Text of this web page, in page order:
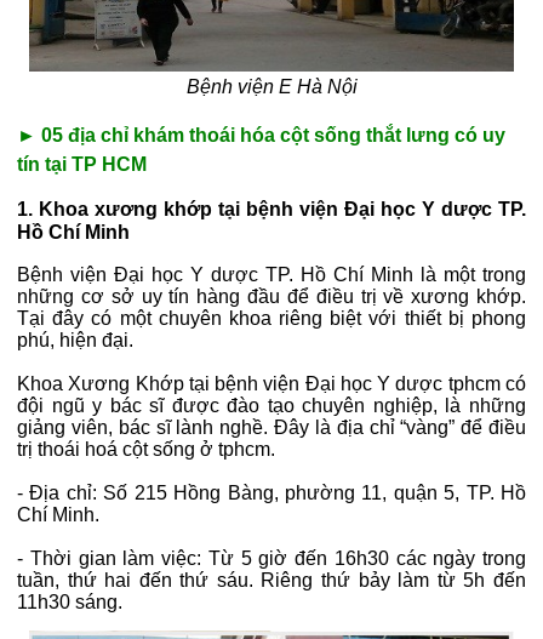
Bệnh viện E Hà Nội
► 05 địa chỉ khám thoái hóa cột sống thắt lưng có uy
tín tại TP HCM
1. Khoa xương khớp tại bệnh viện Đại học Y dược TP.
Hồ Chí Minh
Bệnh viện Đại học Y dược TP. Hồ Chí Minh là một trong
những cơ sở uy tín hàng đầu để điều trị về xương khớp.
Tại đây có một chuyên khoa riêng biệt với thiết bị phong
phú, hiện đại.
Khoa Xương Khớp tại bệnh viện Đại học Y dược tphcm có
đội ngũ y bác sĩ được đào tạo chuyên nghiệp, là những
giảng viên, bác sĩ lành nghề. Đây là địa chỉ “vàng” để điều
trị thoái hoá cột sống ở tphcm.
- Địa chỉ: Số 215 Hồng Bàng, phường 11, quận 5, TP. Hồ
Chí Minh.
- Thời gian làm việc: Từ 5 giờ đến 16h30 các ngày trong
tuần, thứ hai đến thứ sáu. Riêng thứ bảy làm từ 5h đến
11h30 sáng.